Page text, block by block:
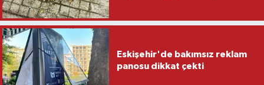
Eskişehir'de bakımsız reklam
panosu dikkat çekti